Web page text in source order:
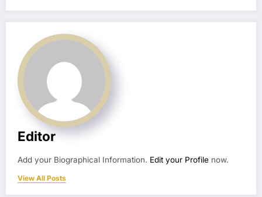
Editor
Add your Biographical Information. Edit your Profile now.
View All Posts